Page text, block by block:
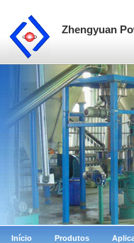
Zhengyuan
Início Produtos